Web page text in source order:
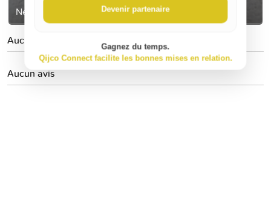
Nettoyeur haute pression Karcher K7 Premium
Aucune personne suivie
Aucun avis
Devenir partenaire
Gagnez du temps.
Qijco Connect facilite les bonnes mises en relation.